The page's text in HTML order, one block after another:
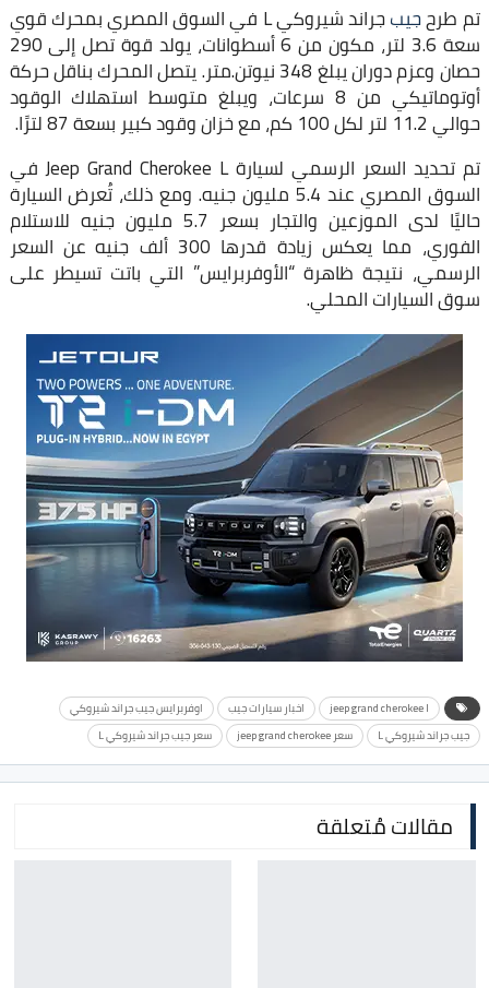
تم طرحجيب جراند شيروكي L في السوق المصري بمحرك قوي
سعة 3.6 لتر، مكون من 6 أسطوانات، يولد قوة تصل إلى 290
حصان وعزم دوران يبلغ 348 نيوتن.متر. يتصل المحرك بناقل حركة
أوتوماتيكي من 8 سرعات، ويبلغ متوسط استهلاك الوقود
حوالي 11.2 لتر لكل 100 كم، مع خزان وقود كبير بسعة 87 لترًا.
تم تحديد السعر الرسمي لسيارة Jeep Grand Cherokee L في
السوق المصري عند 5.4 مليون جنيه. ومع ذلك، تُعرض السيارة
حاليًا لدى الموزعين والتجار بسعر 5.7 مليون جنيه للاستلام
الفوري، مما يعكس زيادة قدرها 300 ألف جنيه عن السعر
الرسمي، نتيجة ظاهرة “الأوفربرايس” التي باتت تسيطر على
سوق السيارات المحلي.
jeep grand cherokee l اخبار سيارات جيب
اوفربرايس جيب جراند شيروكي
جيب جراند شيروكي L
سعر jeep grand cherokee سعر جيب جراند شيروكي L
مقالات مُتعلقة